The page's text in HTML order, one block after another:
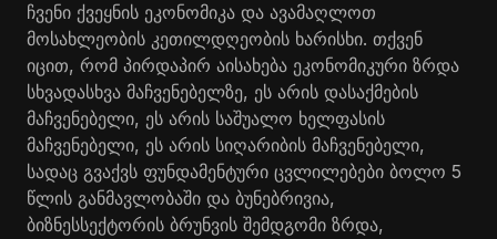
ჩვენი ქვეყნის ეკონომიკა და ავამაღლოთ
მოსახლეობის კეთილდღეობის ხარისხი. თქვენ
იცით, რომ პირდაპირ აისახება ეკონომიკური ზრდა
სხვადასხვა მაჩვენებელზე, ეს არის დასაქმების
მაჩვენებელი, ეს არის საშუალო ხელფასის
მაჩვენებელი, ეს არის სიღარიბის მაჩვენებელი,
სადაც გვაქვს ფუნდამენტური ცვლილებები ბოლო 5
წლის განმავლობაში და ბუნებრივია,
ბიზნესსექტორის ბრუნვის შემდგომი ზრდა,